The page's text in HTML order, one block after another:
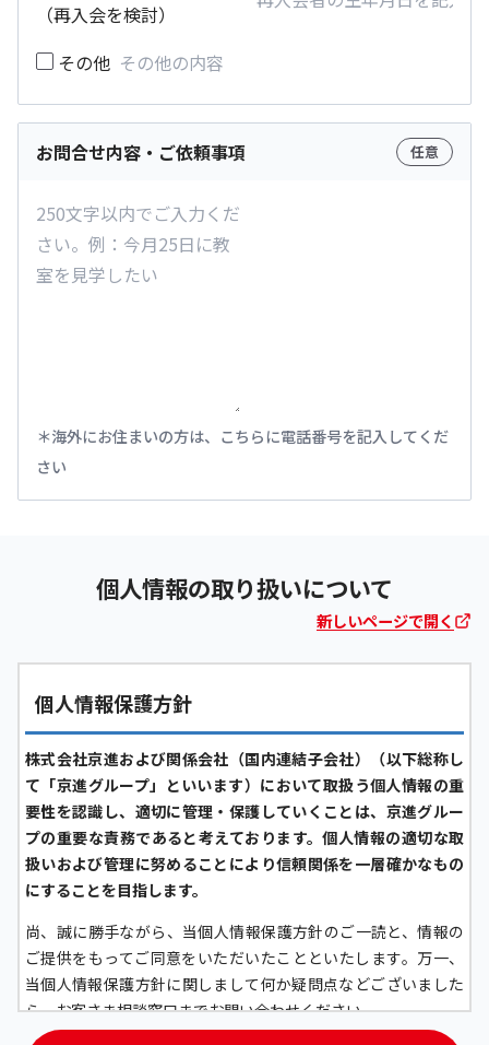
（再入会を検討）
その他
お問合せ内容・ご依頼事項 任意
海外にお住まいの方は、こちらに電話番号を記入してくだ
さい
個人情報の取り扱いについて
新しいページで開く
個人情報保護方針
株式会社京進および関係会社（国内連結子会社）（以下総称し
て「京進グループ」といいます）において取扱う個人情報の重
要性を認識し、適切に管理・保護していくことは、京進グルー
プの重要な責務であると考えております。個人情報の適切な取
扱いおよび管理に努めることにより信頼関係を一層確かなもの
にすることを目指します。
尚、誠に勝手ながら、当個人情報保護方針のご一読と、情報の
ご提供をもってご同意をいただいたことといたします。万一、
当個人情報保護方針に関しまして何か疑問点などございました
ら、お客さま相談窓口までお問い合わせください。